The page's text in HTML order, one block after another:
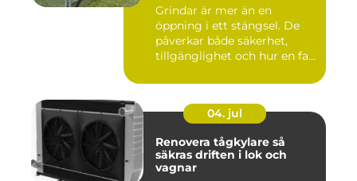
Grindar är mer än en
öppning i ett stängsel. De
påverkar både säkerhet,
tillgänglighet och hur en fa...
04. jul
Renovera tågkylare så
säkras driften i lok och
vagnar